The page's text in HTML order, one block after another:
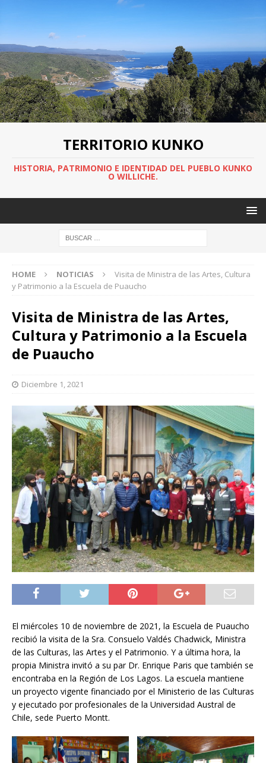
TERRITORIO KUNKO
HISTORIA, PATRIMONIO E IDENTIDAD DEL PUEBLO KUNKO
O WILLICHE.
HOME NOTICIAS
Visita de Ministra de las Artes, Cultura
y Patrimonio a la Escuela de Puaucho
Visita de Ministra de las Artes,
Cultura y Patrimonio a la Escuela
de Puaucho
Diciembre 1, 2021
El miércoles 10 de noviembre de 2021, la Escuela de Puaucho
recibió la visita de la Sra. Consuelo Valdés Chadwick, Ministra
de las Culturas, las Artes y el Patrimonio. Y a última hora, la
propia Ministra invitó a su par Dr. Enrique Paris que también se
encontraba en la Región de Los Lagos. La escuela mantiene
un proyecto vigente financiado por el Ministerio de las Culturas
y ejecutado por profesionales de la Universidad Austral de
Chile, sede Puerto Montt.